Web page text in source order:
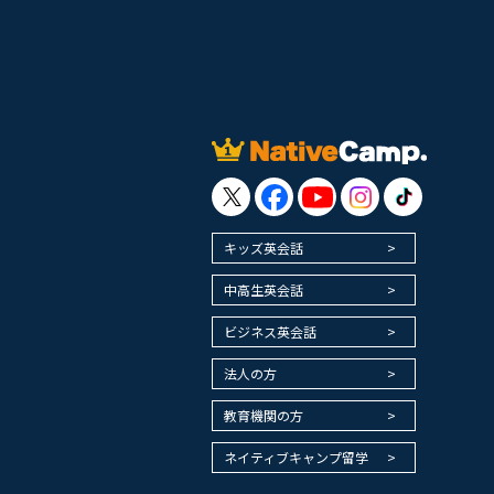
キッズ英会話
中高生英会話
ビジネス英会話
法人の方
教育機関の方
ネイティブキャンプ留学